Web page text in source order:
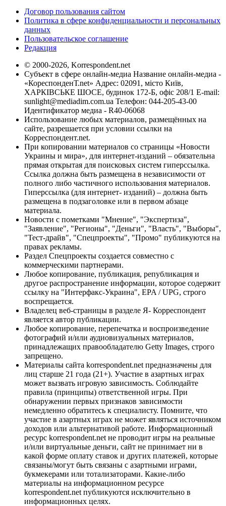
Договор пользования сайтом
Политика в сфере конфиденциальности и персональных
данных
Пользовательское соглашение
Редакция
© 2000-2026, Korrespondent.net
Субъект в сфере онлайн-медиа Название онлайн-медиа -
«КореспонденТ.net» Адрес: 02091, місто Київ,
ХАРКІВСЬКЕ ШОСЕ, будинок 172-Б, офіс 208/1 E-mail:
sunlight@mediadim.com.ua Телефон: 044-205-43-00
Идентификатор медиа - R40-06068
Использование любых материалов, размещённых на
сайте, разрешается при условии ссылки на
Корреспондент.net.
При копировании материалов со страницы «Новости
Украины и мира», для интернет-изданий – обязательна
прямая открытая для поисковых систем гиперссылка.
Ссылка должна быть размещена в независимости от
полного либо частичного использования материалов.
Гиперссылка (для интернет- изданий) – должна быть
размещена в подзаголовке или в первом абзаце
материала.
Новости с пометками "Мнение", "Экспертиза",
"Заявление", "Регионы", "Деньги", "Власть", "Выборы",
"Тест-драйв", "Спецпроекты", "Промо" публикуются на
правах рекламы.
Раздел Спецпроекты создается совместно с
коммерческими партнерами.
Любое копирование, публикация, републикация и
другое распространение информации, которое содержит
ссылку на "Интерфакс-Украина", EPA / UPG, строго
воспрещается.
Владелец веб-страницы в разделе Я- Корреспондент
является автор публикации.
Любое копирование, перепечатка и воспроизведение
фотографий и/или аудиовизуальных материалов,
принадлежащих правообладателю Getty Images, строго
запрещено.
Материалы сайта korrespondent.net предназначены для
лиц старше 21 года (21+). Участие в азартных играх
может вызвать игровую зависимость. Соблюдайте
правила (принципы) ответственной игры. При
обнаружении первых признаков зависимости
немедленно обратитесь к специалисту. Помните, что
участие в азартных играх не может являться источником
доходов или альтернативой работе. Информационный
ресурс korrespondent.net не проводит игры на реальные
и/или виртуальные деньги, сайт не принимает ни в
какой форме оплату ставок и других платежей, которые
связаны/могут быть связаны с азартными играми,
букмекерами или тотализаторами. Какие-либо
материалы на информационном ресурсе
korrespondent.net публикуются исключительно в
информационных целях.